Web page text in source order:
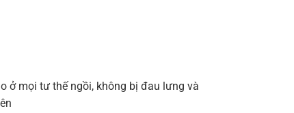
ở mọi tư thế ngồi, không bị đau lưng và